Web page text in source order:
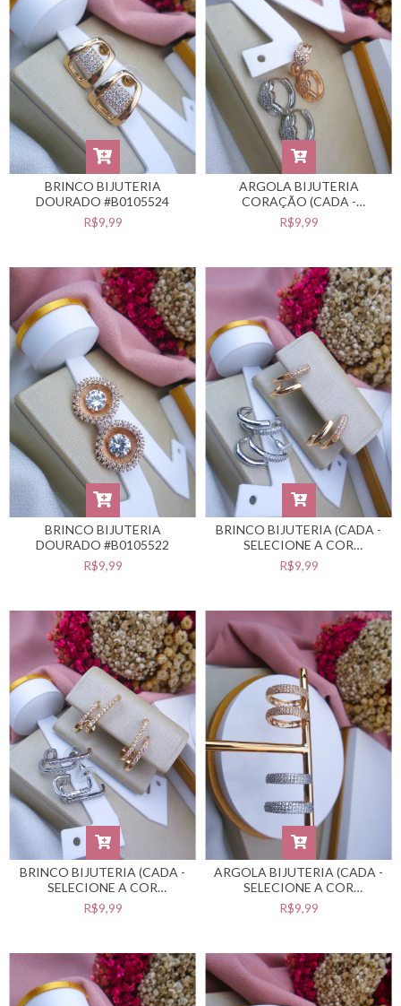
BRINCO BIJUTERIA
DOURADO #B0105524
R$9,99
ARGOLA BIJUTERIA
CORAÇÃO (CADA -
SELECIONE A COR
DESEJADA) #B0105523
R$9,99
BRINCO BIJUTERIA
DOURADO #B0105522
R$9,99
BRINCO BIJUTERIA (CADA -
SELECIONE A COR
DESEJADA) #B0105518
R$9,99
BRINCO BIJUTERIA (CADA -
SELECIONE A COR
DESEJADA) #B0105517
R$9,99
ARGOLA BIJUTERIA (CADA -
SELECIONE A COR
DESEJADA) #B0105516
R$9,99